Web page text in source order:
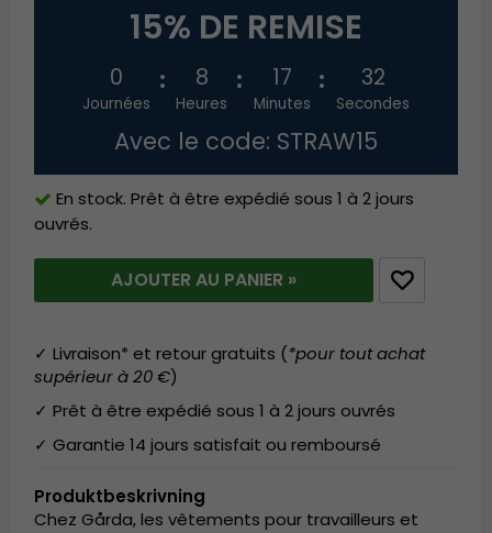
15% DE REMISE
0
Journées
8
Heures
17
Minutes
31
Secondes
Avec le code: STRAW15
En stock. Prêt à être expédié sous 1 à 2 jours
ouvrés.
AJOUTER AU PANIER »
✓ Livraison* et retour gratuits (*pour tout achat
supérieur à 20 €)
✓ Prêt à être expédié sous 1 à 2 jours ouvrés
✓ Garantie 14 jours satisfait ou remboursé
Produktbeskrivning
Chez Gårda, les vêtements pour travailleurs et